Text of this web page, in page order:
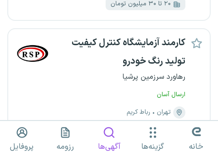
۲۰ تا ۳۰ میلیون تومان
کارمند آزمایشگاه کنترل کیفیت
تولید رنگ خودرو
رهاورد سرزمین پرشیا
ارسال آسان
تهران
رباط کریم
تمام وقت
خانه گزینه‌ها آگهی‌ها رزومه پروفایل